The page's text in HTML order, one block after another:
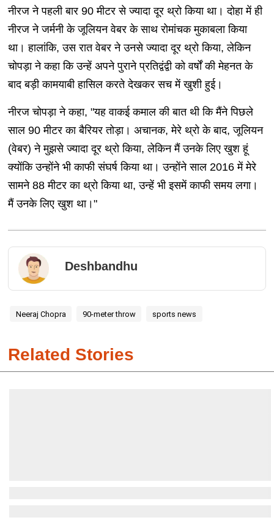
नीरज ने पहली बार 90 मीटर से ज्यादा दूर थ्रो किया था। दोहा में ही
नीरज ने जर्मनी के जूलियन वेबर के साथ रोमांचक मुकाबला किया
था। हालांकि, उस रात वेबर ने उनसे ज्यादा दूर थ्रो किया, लेकिन
चोपड़ा ने कहा कि उन्हें अपने पुराने प्रतिद्वंद्वी को वर्षों की मेहनत के
बाद बड़ी कामयाबी हासिल करते देखकर सच में खुशी हुई।
नीरज चोपड़ा ने कहा, "यह वाकई कमाल की बात थी कि मैंने पिछले
साल 90 मीटर का बैरियर तोड़ा। अचानक, मेरे थ्रो के बाद, जूलियन
(वेबर) ने मुझसे ज्यादा दूर थ्रो किया, लेकिन मैं उनके लिए खुश हूं
क्योंकि उन्होंने भी काफी संघर्ष किया था। उन्होंने साल 2016 में मेरे
सामने 88 मीटर का थ्रो किया था, उन्हें भी इसमें काफी समय लगा।
मैं उनके लिए खुश था।"
Deshbandhu
Neeraj Chopra 90-meter throw sports news
Related Stories